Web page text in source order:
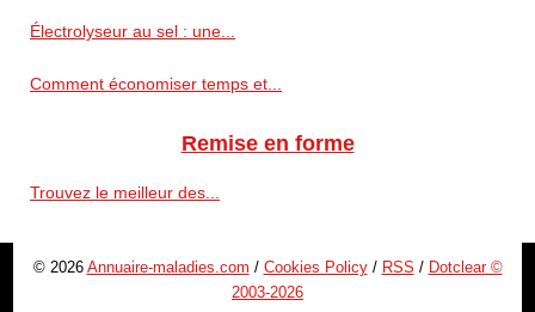
Électrolyseur au sel : une...
Comment économiser temps et...
Remise en forme
Trouvez le meilleur des...
© 2026 Annuaire-maladies.com / Cookies Policy/ RSS / Dotclear ©
2003-2026